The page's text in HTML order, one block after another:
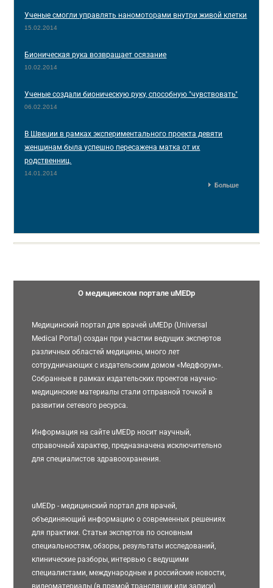
Ученые смогли управлять наномоторами внутри живой клетки
15.02.2014
Бионическая рука возвращает осязание
10.02.2014
Ученые создали бионическую руку, способную "чувствовать"
06.02.2014
В Швеции в рамках экспериментального проекта девяти
женщинам была успешно пересажена матка от их
родственниц.
14.01.2014
Больше
О медицинском портале uMEDp
Медицинский портал для врачей uMEDp (Universal
Medical Portal) создан при участии ведущих экспертов
различных областей медицины, много лет
сотрудничающих с издательским домом «Медфорум».
Собранные в рамках издательских проектов научно-
медицинские материалы стали отправной точкой в
развитии сетевого ресурса.
Информация на сайте uMEDp носит научный,
справочный характер, предназначена исключительно
для специалистов здравоохранения.
uMEDp - медицинский портал для врачей,
объединяющий информацию о современных решениях
для практики. Статьи экспертов по основным
специальностям, обзоры, результаты исследований,
клинические разборы, интервью с ведущими
специалистами, международные и российские новости,
видеоматериалы (в прямой трансляции или записи)